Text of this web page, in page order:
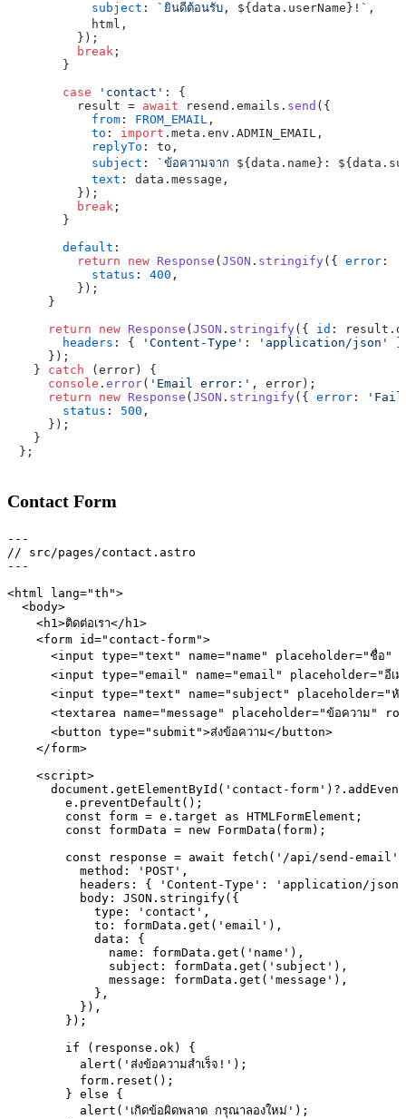
subject : `ยินดีต้อนรับ, ${data.userName} !` ,
          html,
        });
break ;
      }
case
'contact' : {
        result =
await resend. emails . send ({
from : FROM_EMAIL ,
to : import . meta . env . ADMIN_EMAIL ,
replyTo : to,
subject : `ข้อความจาก ${data.name} :
text : data. message ,
        });
break ;
      }
default :
return
new Response ( JSON . stringify({ error :
status : 400 ,
        });
    }
return
new Response ( JSON . stringify({ id : result.
headers : { 'Content-Type' : 'application/json'
    });
  }
catch (error) {
console . error( 'Email error:' , error);
return
new Response ( JSON . stringify({ error :
status : 500 ,
    });
  }
Contact Form
---
// src/pages/contact.astro
---
<html lang="th">
  <body>
    <h1>ติดต่อเรา</h1>
    <form id="contact-form">
<input type="text" name="name" placeholder="ชื่อ"
<input type="email" name="email" placeholder="อีเ
<input type="text" name="subject" placeholder="หั
<textarea name="message" placeholder="ข้อความ"
      <button type="submit">ส่งข้อความ</button>
    </form>
    <script>
document.getElementById('contact-
        e.preventDefault();
        const form = e.target as HTMLFormElement;
        const formData = new FormData(form);
const response = await fetch('/api/send-
          method: 'POST',
headers: { 'Content-Type': 'application/
          body: JSON.stringify({
            type: 'contact',
            to: formData.get('email'),
            data: {
              name: formData.get('name'),
              subject: formData.get('subject'),
              message: formData.get('message'),
            },
          }),
        });
        if (response.ok) {
          alert('ส่งข้อความสำเร็จ!');
          form.reset();
        } else {
          alert('เกิดข้อผิดพลาด กรุณาลองใหม่');